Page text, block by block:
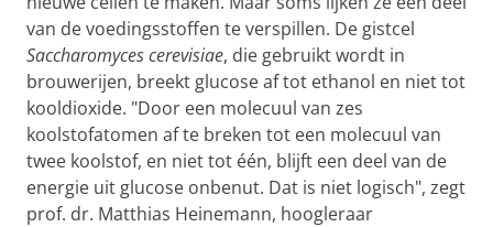
van de voedingsstoffen te verspillen. De gistcel
Saccharomyces cerevisiae, die gebruikt wordt in
brouwerijen, breekt glucose af tot ethanol en niet tot
kooldioxide. "Door een molecuul van zes
koolstofatomen af te breken tot een molecuul van
twee koolstof, en niet tot één, blijft een deel van de
energie uit glucose onbenut. Dat is niet logisch", zegt
prof. dr. Matthias Heinemann, hoogleraar